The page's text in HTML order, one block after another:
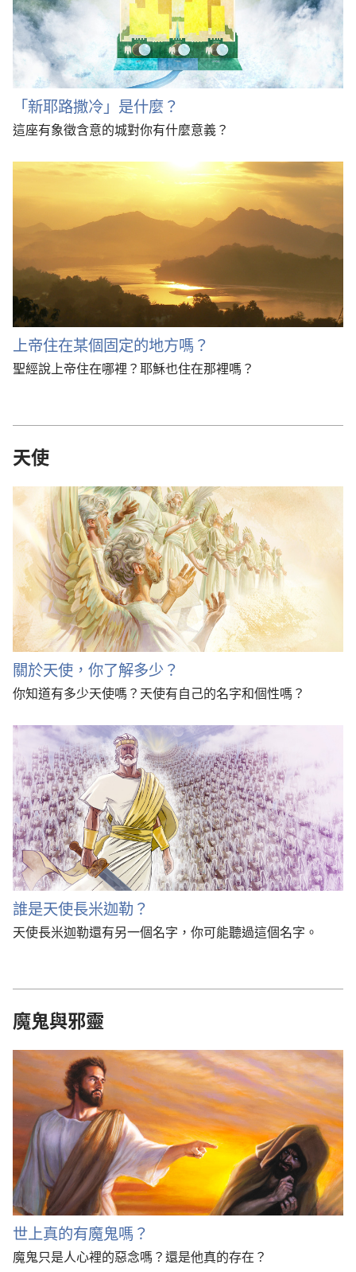
「新耶路撒冷」是什麼？
這座有象徵含意的城對你有什麼意義？
上帝住在某個固定的地方嗎？
聖經說上帝住在哪裡？耶穌也住在那裡嗎？
天使
關於天使，你了解多少？
你知道有多少天使嗎？天使有自己的名字和個性嗎？
誰是天使長米迦勒？
天使長米迦勒還有另一個名字，你可能聽過這個名字。
魔鬼與邪靈
世上真的有魔鬼嗎？
魔鬼只是人心裡的惡念嗎？還是他真的存在？